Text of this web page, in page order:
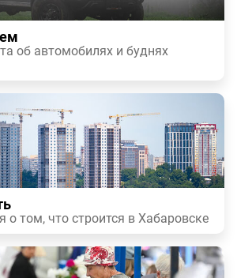
об автомобилях и буднях
о том, что строится в Хабаровске